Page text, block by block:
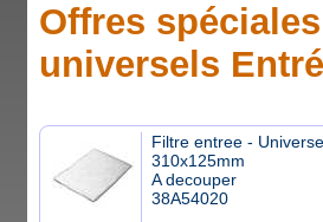
Offres
universels
Filtre entree -
310x125mm
A decouper
38A54020